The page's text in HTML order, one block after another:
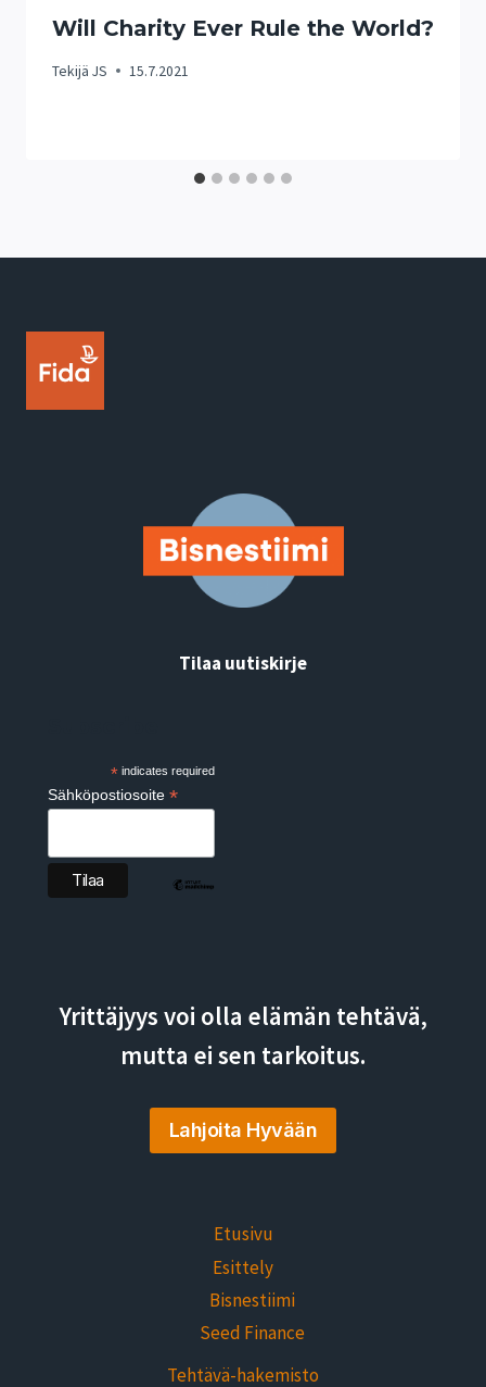
Will Charity Ever Rule the World?
Tekijä JS 15.7.2021
Tilaa uutiskirje
*indicates required
Sähköpostiosoite *
Yrittäjyys voi olla elämän tehtävä,
mutta ei sen tarkoitus.
Lahjoita Hyvään
Etusivu
Esittely
Bisnestiimi
Seed Finance
Tehtävä-hakemisto